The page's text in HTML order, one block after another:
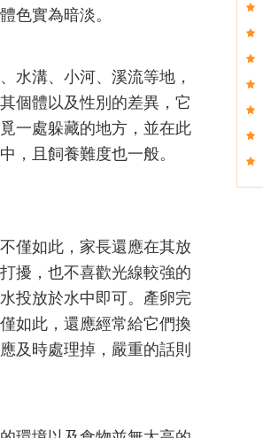
色實為暗淡。
溝、小河、溪流等地，
個體以及性別的差異，它
一處躲藏的地方，並在此
，且飼養難度也一般。
僅如此，家長還應在其放
擾，也不喜歡光線較強的
投放於水中即可。產卵完
如此，還應經常給它們換
及時處理掉，嚴重的話則